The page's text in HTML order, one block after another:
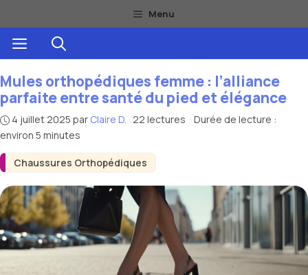
au
contenu
Menu
Menu
Chaussures Orthopédiques
Mules orthopédiques femme : l’alliance
parfaite entre santé du pied et élégance
4 juillet 2025 par Claire D. · 22 lectures · Durée de lecture :
environ 5 minutes